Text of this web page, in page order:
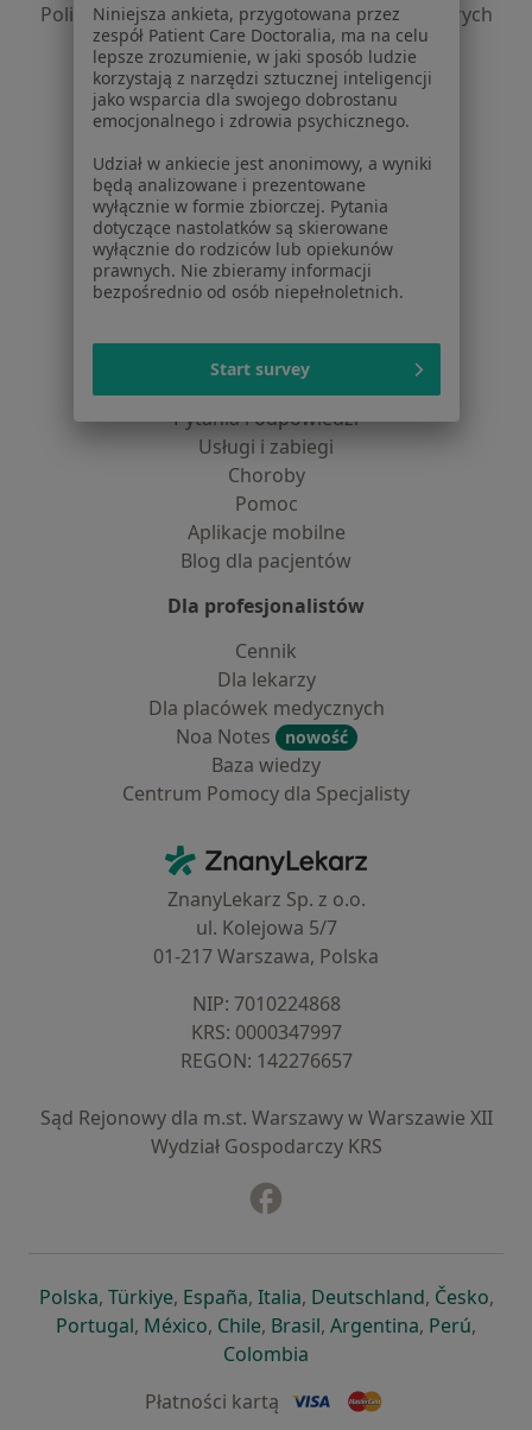
Polityka prywatności dla profesjonalistów, których
dane pozyskaliśmy samodzielnie
Polityka cookies
Jak działają wyniki wyszukiwania
Dostępność
O nas
Praca
Rekrutujemy!
Partnerzy
Centrum prasowe
Kontakt
Lekarze
Placówki medyczne
Pytania i odpowiedzi
Usługi i zabiegi
Choroby
Pomoc
Aplikacje mobilne
Blog dla pacjentów
Dla profesjonalistów
Cennik
Dla lekarzy
Dla placówek medycznych
Noa Notes
nowość
Baza wiedzy
Centrum Pomocy dla Specjalisty
ZnanyLekarz - Strona główna
ZnanyLekarz Sp. z o.o.
ul. Kolejowa 5/7
01-217 Warszawa, Polska
NIP: ⁠7010224868
KRS: ⁠0000347997
REGON: ⁠142276657
Sąd Rejonowy dla m.st. Warszawy w Warszawie XII
Wydział Gospodarczy KRS
Polskaotwiera się w nowej karcie
, Türkiyeotwiera się w nowej karcie
, Españaotwiera się w nowej karcie
, Italiaotwiera się w nowej
, Deutschlandotwiera się
, Česko,
Portugalotwiera się w nowej karcie
, Méxicootwiera się w nowej karcie
, Chileotwiera się w nowej karcie
, Brasilotwiera się w nowej
, Argentinaotwiera się
, Perú,
Colombia
Płatności kartą
Niniejsza ankieta, przygotowana przez
zespół Patient Care Doctoralia, ma na celu
lepsze zrozumienie, w jaki sposób ludzie
korzystają z narzędzi sztucznej inteligencji
jako wsparcia dla swojego dobrostanu
emocjonalnego i zdrowia psychicznego.
Udział w ankiecie jest anonimowy, a wyniki
będą analizowane i prezentowane
wyłącznie w formie zbiorczej. Pytania
dotyczące nastolatków są skierowane
wyłącznie do rodziców lub opiekunów
prawnych. Nie zbieramy informacji
bezpośrednio od osób niepełnoletnich.
Start survey